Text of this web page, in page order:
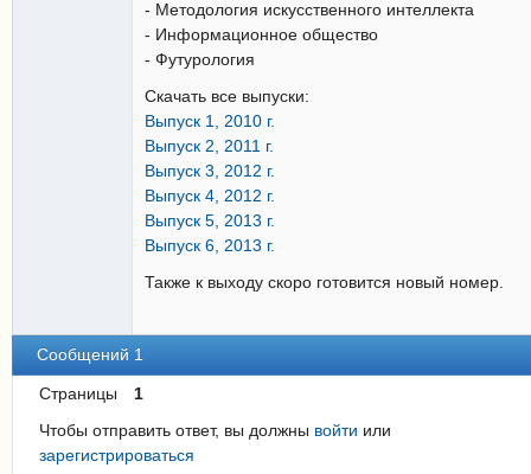
- Методология искусственного интеллекта
- Информационное общество
- Футурология
Скачать все выпуски:
Выпуск 1, 2010 г.
Выпуск 2, 2011 г.
Выпуск 3, 2012 г.
Выпуск 4, 2012 г.
Выпуск 5, 2013 г.
Выпуск 6, 2013 г.
Также к выходу скоро готовится новый номер.
Сообщений 1
Страницы
1
Чтобы отправить ответ, вы должны войти или
зарегистрироваться